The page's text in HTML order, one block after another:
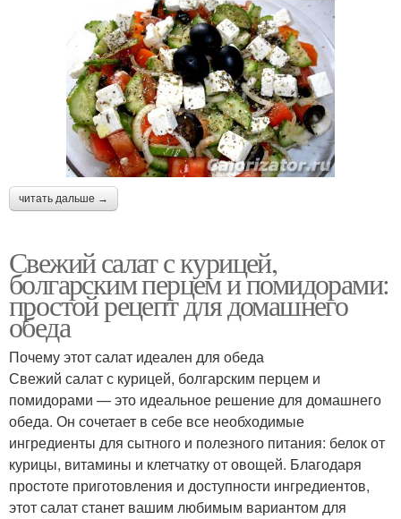
читать дальше →
Свежий салат с курицей,
болгарским перцем и помидорами:
простой рецепт для домашнего
обеда
Почему этот салат идеален для обеда
Свежий салат с курицей, болгарским перцем и
помидорами — это идеальное решение для домашнего
обеда. Он сочетает в себе все необходимые
ингредиенты для сытного и полезного питания: белок от
курицы, витамины и клетчатку от овощей. Благодаря
простоте приготовления и доступности ингредиентов,
этот салат станет вашим любимым вариантом для